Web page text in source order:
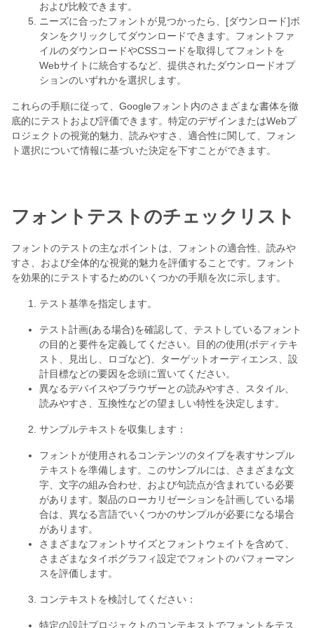
および比較できます。
ニーズに合ったフォントが見つかったら、[ダウンロード]ボ
タンをクリックしてダウンロードできます。フォントファ
イルのダウンロードやCSSコードを取得してフォントを
Webサイトに統合するなど、提供されたダウンロードオプ
ションのいずれかを選択します。
これらの手順に従って、Googleフォント内のさまざまな書体を徹
底的にテストおよび評価できます。特定のデザインまたはWebプ
ロジェクトの視覚的魅力、読みやすさ、適合性に関して、フォン
ト選択について情報に基づいた決定を下すことができます。
フォントテストのチェックリスト
フォントのテストの主なポイントは、フォントの適合性、読みや
すさ、および全体的な視覚的魅力を評価することです。フォント
を効果的にテストするためのいくつかの手順を次に示します。
テスト基準を指定します。
テスト計画(ある場合)を確認して、テストしているフォント
の目的と要件を定義してください。目的の使用(ボディテキ
スト、見出し、ロゴなど)、ターゲットオーディエンス、設
計目標などの要因を念頭に置いてください。
異なるデバイスやブラウザーとの読みやすさ、スタイル、
読みやすさ、互換性などの望ましい特性を決定します。
サンプルテキストを収集します：
フォントが使用されるコンテンツのタイプを表すサンプル
テキストを準備します。このサンプルには、さまざまな文
字、文字の組み合わせ、および句読点が含まれている必要
があります。製品のローカリゼーションを計画している場
合は、異なる言語でいくつかのサンプルが必要になる場合
があります。
さまざまなフォントサイズとフォントウェイトを含めて、
さまざまなタイポグラフィ設定でフォントのパフォーマン
スを評価します。
コンテキストを検討してください：
特定の設計プロジェクトのコンテキストでフォントをテス